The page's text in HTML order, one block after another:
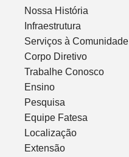
Nossa História
Infraestrutura
Serviços à Comunidade
Corpo Diretivo
Trabalhe Conosco
Ensino
Pesquisa
Equipe Fatesa
Localização
Extensão